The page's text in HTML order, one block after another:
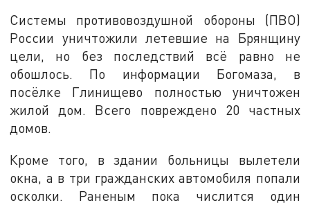
Системы противовоздушной обороны (ПВО)
России уничтожили летевшие на Брянщину
цели, но без последствий всё равно не
обошлось. По информации Богомаза, в
посёлке Глинищево полностью уничтожен
жилой дом. Всего повреждено 20 частных
домов.
Кроме того, в здании больницы вылетели
окна, а в три гражданских автомобиля попали
осколки. Раненым пока числится один